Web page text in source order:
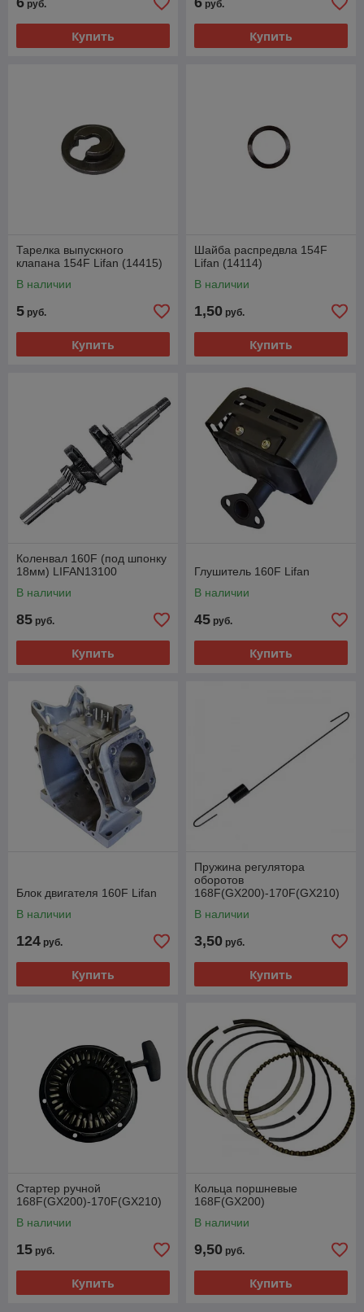
руб.
Купить
руб.
Купить
Тарелка выпускного
клапана 154F Lifan (14415)
В наличии
5 руб.
Купить
Шайба распредвла 154F
Lifan (14114)
В наличии
1,50 руб.
Купить
Коленвал 160F (под шпонку
18мм) LIFAN13100
В наличии
85 руб.
Купить
Глушитель 160F Lifan
В наличии
45 руб.
Купить
Блок двигателя 160F Lifan
В наличии
124 руб.
Купить
Пружина регулятора
оборотов
168F(GX200)-170F(GX210)
В наличии
3,50 руб.
Купить
Стартер ручной
168F(GX200)-170F(GX210)
В наличии
15 руб.
Купить
Кольца поршневые
168F(GX200)
В наличии
9,50 руб.
Купить